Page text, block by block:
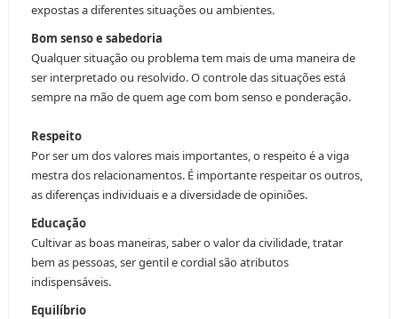
expostas a diferentes situações ou ambientes.
Bom senso e sabedoria
Qualquer situação ou problema tem mais de uma maneira de
ser interpretado ou resolvido. O controle das situações está
sempre na mão de quem age com bom senso e ponderação.
Respeito
Por ser um dos valores mais importantes, o respeito é a viga
mestra dos relacionamentos. É importante respeitar os outros,
as diferenças individuais e a diversidade de opiniões.
Educação
Cultivar as boas maneiras, saber o valor da civilidade, tratar
bem as pessoas, ser gentil e cordial são atributos
indispensáveis.
Equilíbrio